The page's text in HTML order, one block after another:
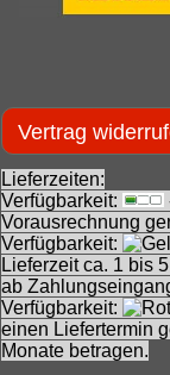
Vertrag
Lieferzeiten:
Verfügbarkeit:
Vorausrechnung
Verfügbarkeit:
Lieferzeit ca. 1 bis
ab
Verfügbarkeit:
einen Liefertermin
Monate betragen.